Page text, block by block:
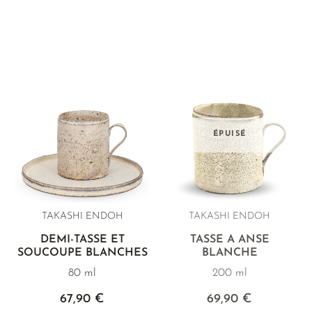
TAKASHI ENDOH
DEMI-TASSE ET
SOUCOUPE BLANCHES
80 ml
67,90 €
ÉPUISÉ
TAKASHI ENDOH
TASSE À ANSE
BLANCHE
200 ml
69,90 €